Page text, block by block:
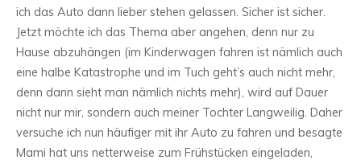
ich das Auto dann lieber stehen gelassen. Sicher ist sicher.
Jetzt möchte ich das Thema aber angehen, denn nur zu
Hause abzuhängen (im Kinderwagen fahren ist nämlich auch
eine halbe Katastrophe und im Tuch geht’s auch nicht mehr,
denn dann sieht man nämlich nichts mehr), wird auf Dauer
nicht nur mir, sondern auch meiner Tochter Langweilig. Daher
versuche ich nun häufiger mit ihr Auto zu fahren und besagte
Mami hat uns netterweise zum Frühstücken eingeladen,